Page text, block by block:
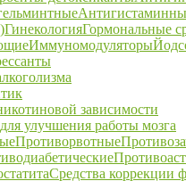
ГинекологияГормональные
Иммуномодуляторы
зависимости
улучшения работы мозга
Противорвотные
Средства коррекции